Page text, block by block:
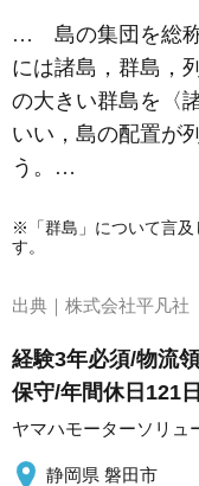
… 島の集団を総称
には諸島，群島，
の大きい群島を〈
いい，島の配置が
う。…
※「群島」について言及
す。
出典｜ 株式会社平凡社
経験3年必須/物流
保守/年間休日121
ヤマハモーターソリュ
静岡県 磐田市